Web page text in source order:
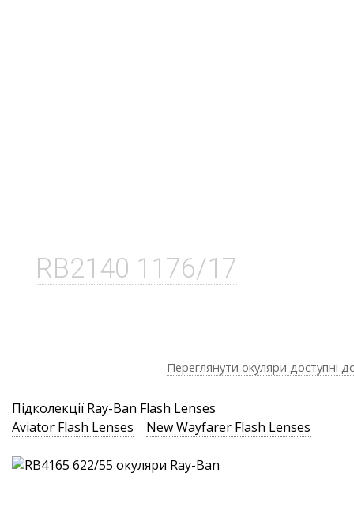
RB2140 1176/17
Переглянути окуляри доступні
Підколекції Ray-Ban Flash Lenses
Aviator Flash Lenses
New Wayfarer Flash Lenses